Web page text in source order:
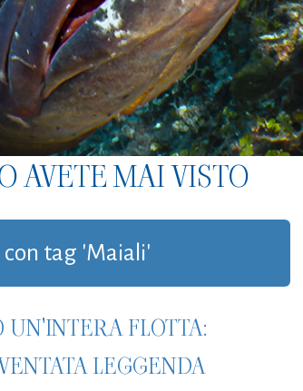
AVETE MAI VISTO
tag 'Maiali'
UN'INTERA FLOTTA:
LEGGENDA